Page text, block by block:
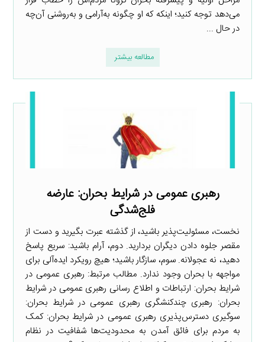
می‌دهد توجه کنید؛ اینکه که او چگونه به‌آرامی و به‌روشنی آن‌چه
در حال ...
مطالعه بیشتر
رهبری عمومی در شرایط بحران: عارضه
فلج‌شدگی
نخست، مسئولیت‌پذیر باشید، از گذشته عبرت بگیرید و دست از
مقصر جلوه دادن دیگران بردارید. دوم، آرام باشید: سریع پاسخ
دهید، نه عجولانه. سوم، سازگار باشید؛ هیچ رویکرد ایده‌آلی برای
مواجهه با بحران وجود ندارد. مطالب مرتبط: رهبری عمومی در
شرایط بحران: ارتباطات و اطلاع رسانی رهبری عمومی در شرایط
بحران: رهبری چندکنشگری رهبری عمومی در شرایط بحران:
سوگیری دسترس‌پذیری رهبری عمومی در شرایط بحران: کمک
به مردم برای فائق آمدن به محدودیت‌ها شفافیت در نظام